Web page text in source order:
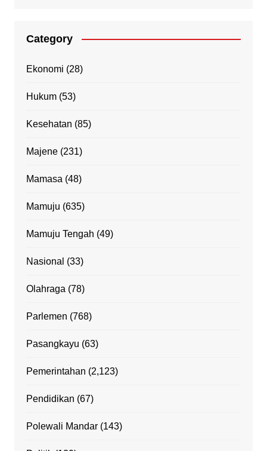
Category
Ekonomi (28)
Hukum(53)
Kesehatan (85)
Majene(231)
Mamasa (48)
Mamuju (635)
Mamuju Tengah (49)
Nasional (33)
Olahraga (78)
Parlemen (768)
Pasangkayu (63)
Pemerintahan (2,123)
Pendidikan (67)
Polewali Mandar(143)